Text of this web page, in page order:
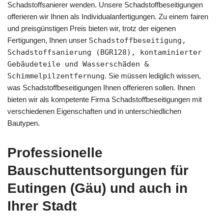
Schadstoffsanierer wenden. Unsere Schadstoffbeseitigungen
offerieren wir Ihnen als Individualanfertigungen. Zu einem fairen
und preisgünstigen Preis bieten wir, trotz der eigenen
Fertigungen, Ihnen unser Schadstoffbeseitigung,
Schadstoffsanierung (BGR128), kontaminierter
Gebäudeteile und Wasserschäden &
Schimmelpilzentfernung. Sie müssen lediglich wissen,
was Schadstoffbeseitigungen Ihnen offerieren sollen. Ihnen
bieten wir als kompetente Firma Schadstoffbeseitigungen mit
verschiedenen Eigenschaften und in unterschiedlichen
Bautypen.
Professionelle
Bauschuttentsorgungen für
Eutingen (Gäu) und auch in
Ihrer Stadt